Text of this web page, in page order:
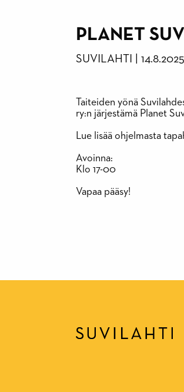
PLANET
SUVILAHTI 14.8.2025
Taiteiden yönä
ry:n järjestämä Planet
Lue lisää ohjelmasta
Avoinna:
Klo 17-00
Vapaa pääsy!